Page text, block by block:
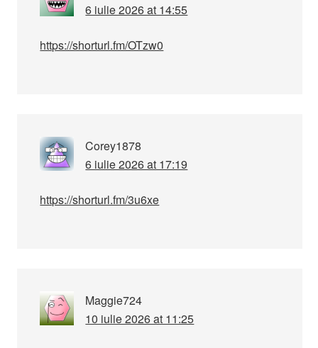
6 iulie 2026 at 14:55
https://shorturl.fm/OTzw0
Corey1878
6 iulie 2026 at 17:19
https://shorturl.fm/3u6xe
Maggie724
10 iulie 2026 at 11:25